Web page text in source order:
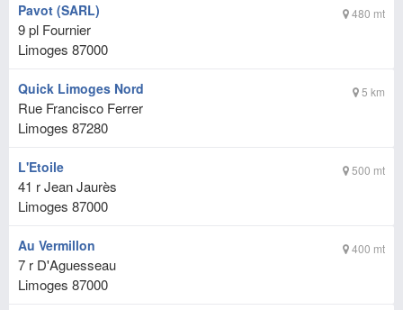
480 mt
Pavot (SARL)
9 pl Fournier
Limoges 87000
5 km
Quick Limoges Nord
Rue Francisco Ferrer
Limoges 87280
500 mt
L'Etoile
41 r Jean Jaurès
Limoges 87000
400 mt
Au Vermillon
7 r D'Aguesseau
Limoges 87000